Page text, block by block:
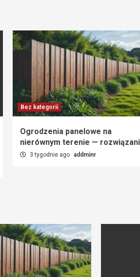
Bez kategorii
Ogrodzenia panelowe na
nierównym terenie —
3 tygodnie ago addminr